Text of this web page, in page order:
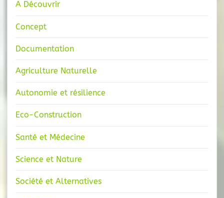
A Découvrir
Concept
Documentation
Agriculture Naturelle
Autonomie et résilience
Eco-Construction
Santé et Médecine
Science et Nature
Société et Alternatives